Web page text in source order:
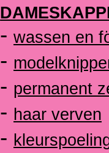
- wassen en
-
- permanent
- haar verven
-